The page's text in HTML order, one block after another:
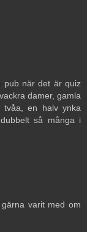
pub när det är quiz
damer, gamla
tvåa, en halv ynka
så många i
varit med om